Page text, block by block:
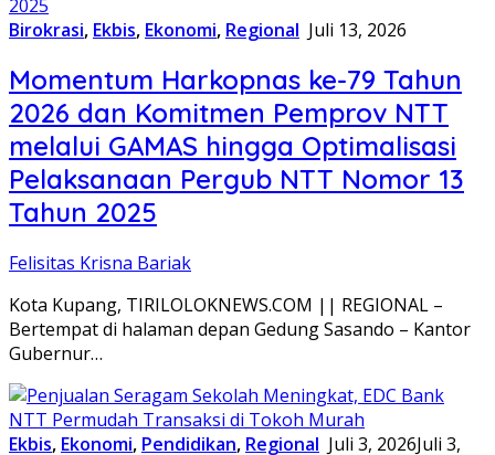
Birokrasi, Ekbis, Ekonomi, Regional Juli 13, 2026
Momentum Harkopnas ke-79 Tahun
2026 dan Komitmen Pemprov NTT
melalui GAMAS hingga Optimalisasi
Pelaksanaan Pergub NTT Nomor 13
Tahun 2025
Felisitas Krisna Bariak
Kota Kupang, TIRILOLOKNEWS.COM || REGIONAL –
Bertempat di halaman depan Gedung Sasando – Kantor
Gubernur…
Ekbis, Ekonomi, Pendidikan, Regional Juli 3, 2026Juli 3,